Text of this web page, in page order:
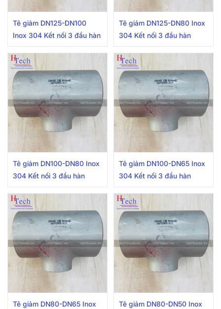
Tê giảm DN125-DN100
Inox 304 Kết nối 3 đầu hàn
Tê giảm DN125-DN80 Inox
304 Kết nối 3 đầu hàn
Tê giảm DN100-DN80 Inox
304 Kết nối 3 đầu hàn
Tê giảm DN100-DN65 Inox
304 Kết nối 3 đầu hàn
Tê giảm DN80-DN65 Inox
Tê giảm DN80-DN50 Inox